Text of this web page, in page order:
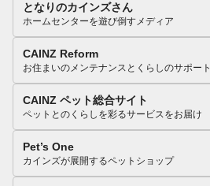
となりのカインズさん
ホームセンターを遊び倒すメディア
CAINZ Reform
お住まいのメンテナンスとくらしのサポート
CAINZ ペット総合サイト
ペットとのくらしを彩るサービスをお届け
Pet’s One
カインズが展開するペットショップ